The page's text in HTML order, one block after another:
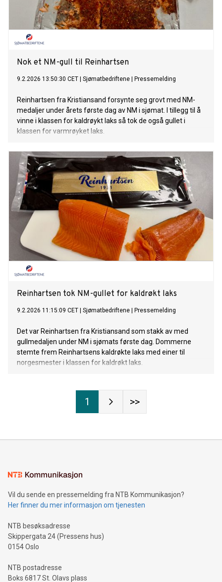
Nok et NM-gull til Reinhartsen
9.2.2026 13:50:30 CET Sjømatbedriftene Pressemelding
Reinhartsen fra Kristiansand forsynte seg grovt med NM-
medaljer under årets første dag av NM i sjømat. I tillegg til å
vinne i klassen for kaldrøykt laks så tok de også gullet i
klassen for varmrøyket laks.
Reinhartsen tok NM-gullet for kaldrøkt laks
9.2.2026 11:15:09 CET Sjømatbedriftene Pressemelding
Det var Reinhartsen fra Kristiansand som stakk av med
gullmedaljen under NM i sjømats første dag. Dommerne
stemte frem Reinhartsens kaldrøkte laks med einer til
norgesmester i klassen for kaldrøkt laks.
1 >>
Vil du sende en pressemelding fra NTB Kommunikasjon?
Her finner du mer informasjon om tjenesten
NTB besøksadresse
Skippergata 24 (Pressens hus)
0154 Oslo
NTB postadresse
Boks 6817 St. Olavs plass